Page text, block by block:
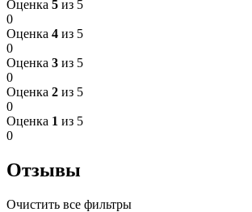
Оценка 5 из 5
0
Оценка 4 из 5
0
Оценка 3 из 5
0
Оценка 2 из 5
0
Оценка 1 из 5
0
Отзывы
Очистить все фильтры